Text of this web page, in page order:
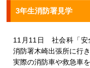
3年生消防署見学
11月11日 社会科「安
消防署木崎出張所に行き
実際の消防車や救急車